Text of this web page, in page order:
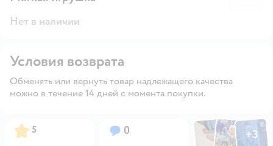
Нет в наличии
Условия возврата
Обменять или вернуть товар надлежащего качества
можно в течение 14 дней с момента покупки.
Рейтинг:
5 Вопросов:
0 ФотоФотоФото
+3
Открыть